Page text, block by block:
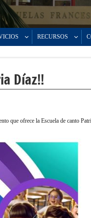
RECURSOS
Díaz!!
que ofrece la Escuela de canto